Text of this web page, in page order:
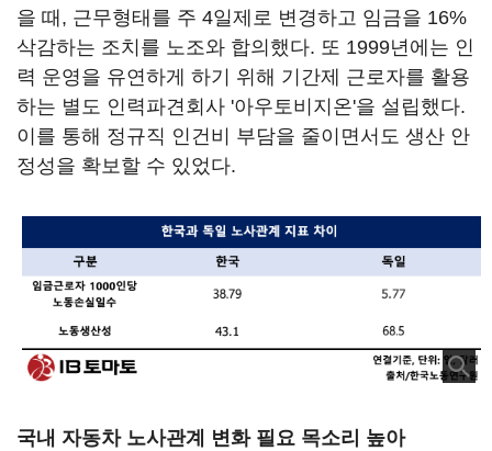
을 때, 근무형태를 주 4일제로 변경하고 임금을 16%
삭감하는 조치를 노조와 합의했다. 또 1999년에는 인
력 운영을 유연하게 하기 위해 기간제 근로자를 활용
하는 별도 인력파견회사 '아우토비지온'을 설립했다.
이를 통해 정규직 인건비 부담을 줄이면서도 생산 안
정성을 확보할 수 있었다.
국내 자동차 노사관계 변화 필요 목소리 높아